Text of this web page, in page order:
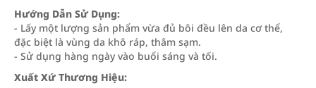
Hướng Dẫn Sử Dụng:
- Lấy một lượng sản phẩm vừa đủ bôi đều lên da cơ thể,
đặc biệt là vùng da khô ráp, thâm sạm.
- Sử dụng hàng ngày vào buổi sáng và tối.
Xuất Xứ Thương Hiệu: